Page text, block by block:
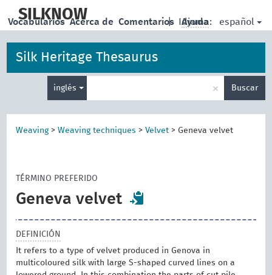
main
SILKNOW | Idioma: español
Vocabularios Acerca de Comentarios Ayuda
Silk Heritage Thesaurus
inglés × Buscar
Weaving>Weaving techniques >Velvet > Geneva velvet
TÉRMINO PREFERIDO
Geneva velvet
DEFINICIÓN
It refers to a type of velvet produced in Genova in
multicoloured silk with large S-shaped curved lines on a